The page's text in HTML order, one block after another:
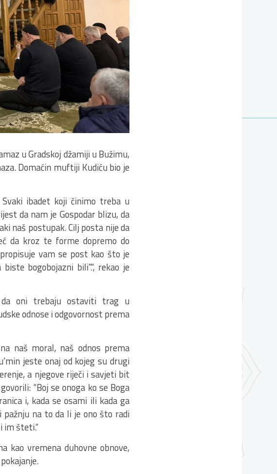
u Gradskoj džamiji u Bužimu,
Domaćin muftiji Kudiću bio je
ibadet koji činimo treba u
da nam je Gospodar blizu, da
naš postupak. Cilj posta nije da
da kroz te forme dopremo do
vam se post kao što je
bogobojazni bili”.“, rekao je
da oni trebaju ostaviti trag u
odnose i odgovornost prema
naš moral, naš odnos prema
jeste onaj od kojeg su drugi
a njegove riječi i savjeti bit
“Boj se onoga ko se Boga
i, kada se osami ili kada ga
pažnju na to da li je ono što radi
im šteti.“
kao vremena duhovne obnove,